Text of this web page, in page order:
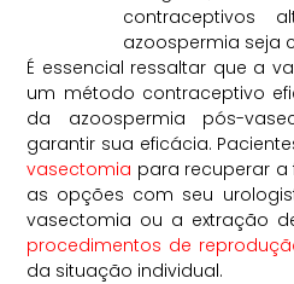
contraceptivos
azoospermia seja
É essencial ressaltar que a
um método contraceptivo
da azoospermia pós-
garantir sua eficácia.
vasectomia para recuperar a
as opções com seu
vasectomia ou a extração
procedimentos de
da situação individual.